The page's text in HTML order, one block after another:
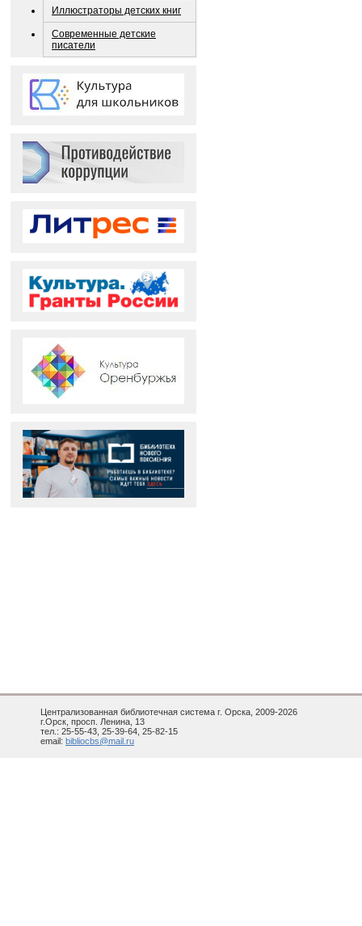
Иллюстраторы детских книг
Современные детские
писатели
Централизованная библиотечная система г. Орска, 2009-2026
г.Орск, просп. Ленина, 13
тел.: 25-55-43, 25-39-64, 25-82-15
email: bibliocbs@mail.ru